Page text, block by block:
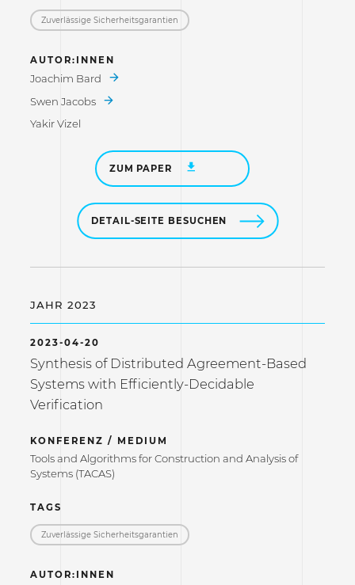
Zuverlässige Sicherheitsgarantien
AUTOR:INNEN
Joachim Bard
Swen Jacobs
Yakir Vizel
ZUM PAPER
DETAIL-SEITE BESUCHEN
JAHR 2023
2023-04-20
Synthesis of Distributed Agreement-Based
Systems with Efficiently-Decidable
Verification
KONFERENZ / MEDIUM
Tools and Algorithms for Construction and Analysis of
Systems (TACAS)
TAGS
Zuverlässige Sicherheitsgarantien
AUTOR:INNEN